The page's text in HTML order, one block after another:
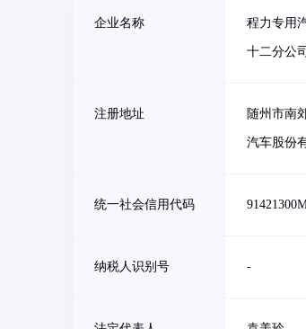
企业名称 程力专用
十二分公司
注册地址 随州市南
汽车股份
统一社会信用代码
纳税人识别号 -